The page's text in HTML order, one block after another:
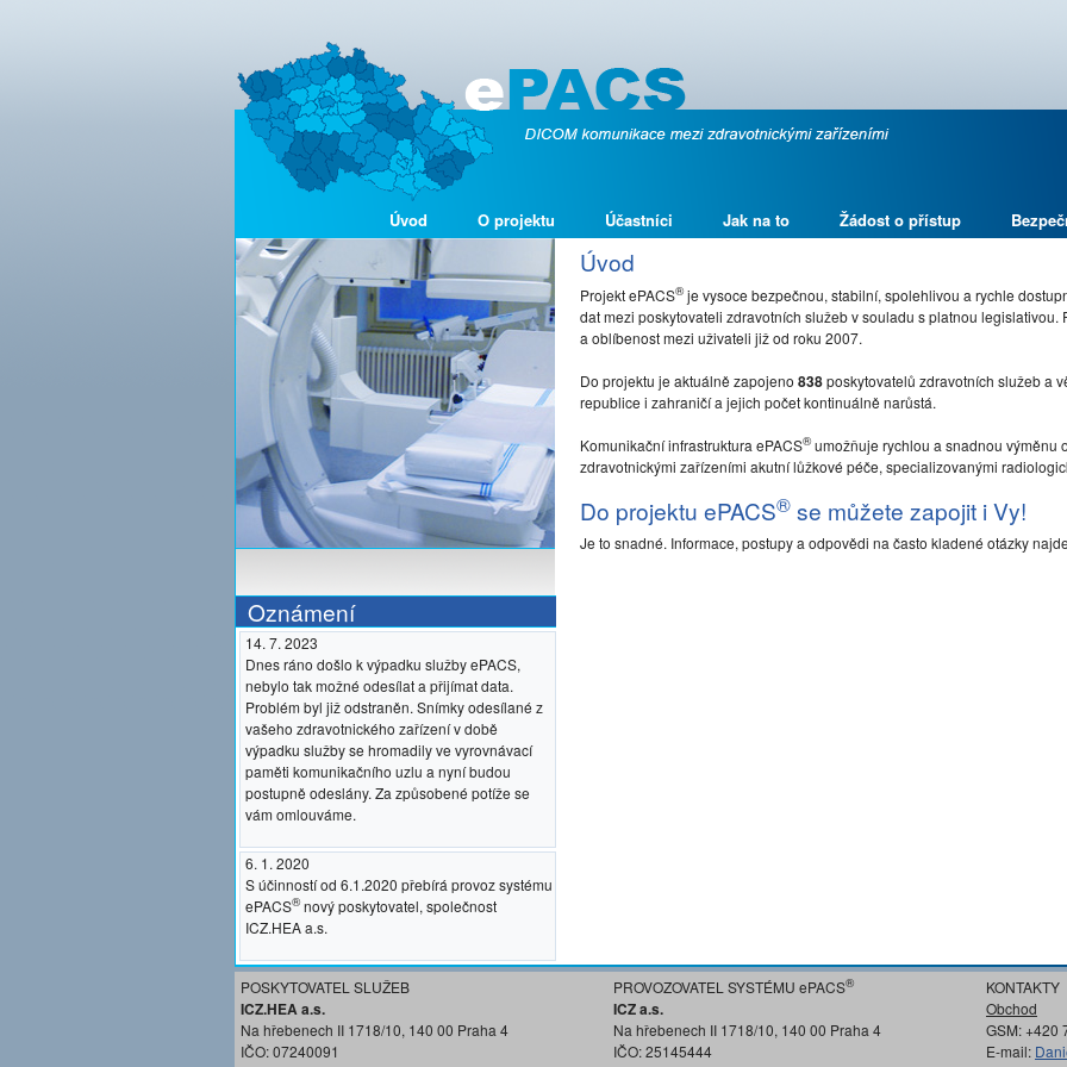
Úvod O projektu Účastníci Jak na to Žádost o přístup
Oznámení
14. 7. 2023
Dnes ráno došlo k výpadku služby ePACS,
nebylo tak možné odesílat a přijímat data.
Problém byl již odstraněn. Snímky odesílané z
vašeho zdravotnického zařízení v době
výpadku služby se hromadily ve vyrovnávací
paměti komunikačního uzlu a nyní budou
postupně odeslány. Za způsobené potíže se
vám omlouváme.
6. 1. 2020
S účinností od 6.1.2020 přebírá provoz systému
ePACS®nový poskytovatel, společnost
ICZ.HEA a.s.
Úvod
Projekt ePACS®je vysoce bezpečnou, stabilní, spolehlivou a rychle
dat mezi poskytovateli zdravotních služeb v souladu s platnou legislativou.
a oblíbenost mezi uživateli již od roku 2007.
Do projektu je aktuálně zapojeno 838poskytovatelů zdravotních služeb a
republice i zahraničí a jejich počet kontinuálně narůstá.
Komunikační infrastruktura ePACS®umožňuje rychlou a snadnou výměnu
zdravotnickými zařízeními akutní lůžkové péče, specializovanými
Do projektu ePACS® se můžete zapojit i Vy!
Je to snadné. Informace, postupy a odpovědi na často kladené otázky
POSKYTOVATEL SLUŽEB
ICZ.HEA a.s.
Na hřebenech II 1718/10, 140 00 Praha 4
IČO: 07240091
PROVOZOVATEL SYSTÉMU ePACS®
ICZ a.s.
Na hřebenech II 1718/10, 140 00 Praha 4
IČO: 25145444
KONTAKTY
Obchod
GSM: +420
E-mail: